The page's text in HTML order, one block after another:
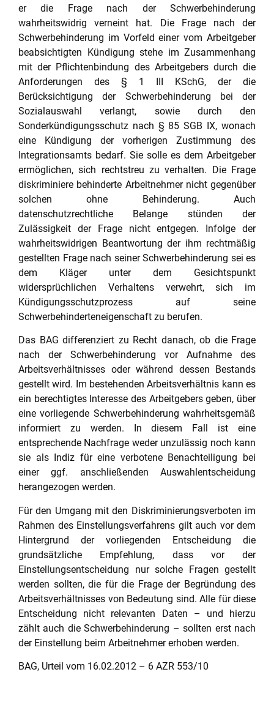
er die Frage nach der Schwerbehinderung
wahrheitswidrig verneint hat. Die Frage nach der
Schwerbehinderung im Vorfeld einer vom Arbeitgeber
beabsichtigten Kündigung stehe im Zusammenhang
mit der Pflichtenbindung des Arbeitgebers durch die
Anforderungen des § 1 III KSchG, der die
Berücksichtigung der Schwerbehinderung bei der
Sozialauswahl verlangt, sowie durch den
Sonderkündigungsschutz nach § 85 SGB IX, wonach
eine Kündigung der vorherigen Zustimmung des
Integrationsamts bedarf. Sie solle es dem Arbeitgeber
ermöglichen, sich rechtstreu zu verhalten. Die Frage
diskriminiere behinderte Arbeitnehmer nicht gegenüber
solchen ohne Behinderung. Auch
datenschutzrechtliche Belange stünden der
Zulässigkeit der Frage nicht entgegen. Infolge der
wahrheitswidrigen Beantwortung der ihm rechtmäßig
gestellten Frage nach seiner Schwerbehinderung sei es
dem Kläger unter dem Gesichtspunkt
widersprüchlichen Verhaltens verwehrt, sich im
Kündigungsschutzprozess auf seine
Schwerbehinderteneigenschaft zu berufen.
Das BAG differenziert zu Recht danach, ob die Frage
nach der Schwerbehinderung vor Aufnahme des
Arbeitsverhältnisses oder während dessen Bestands
gestellt wird. Im bestehenden Arbeitsverhältnis kann es
ein berechtigtes Interesse des Arbeitgebers geben, über
eine vorliegende Schwerbehinderung wahrheitsgemäß
informiert zu werden. In diesem Fall ist eine
entsprechende Nachfrage weder unzulässig noch kann
sie als Indiz für eine verbotene Benachteiligung bei
einer ggf. anschließenden Auswahlentscheidung
herangezogen werden.
Für den Umgang mit den Diskriminierungsverboten im
Rahmen des Einstellungsverfahrens gilt auch vor dem
Hintergrund der vorliegenden Entscheidung die
grundsätzliche Empfehlung, dass vor der
Einstellungsentscheidung nur solche Fragen gestellt
werden sollten, die für die Frage der Begründung des
Arbeitsverhältnisses von Bedeutung sind. Alle für diese
Entscheidung nicht relevanten Daten – und hierzu
zählt auch die Schwerbehinderung – sollten erst nach
der Einstellung beim Arbeitnehmer erhoben werden.
BAG, Urteil vom 16.02.2012 – 6 AZR 553/10